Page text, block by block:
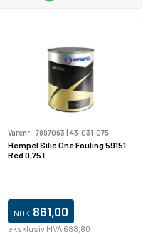
Varenr.: 7897063 | 43-031-075
Hempel Silic One Fouling 59151
Red 0,75 l
NOK 861,00
eksklusiv MVA 688,80